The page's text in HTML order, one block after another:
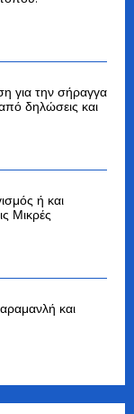
για την σήραγγα
δηλώσεις και
ή και
Μικρές
και